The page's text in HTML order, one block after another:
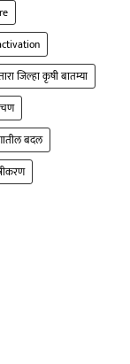
जिल्हा कृषी बातम्या
बदल